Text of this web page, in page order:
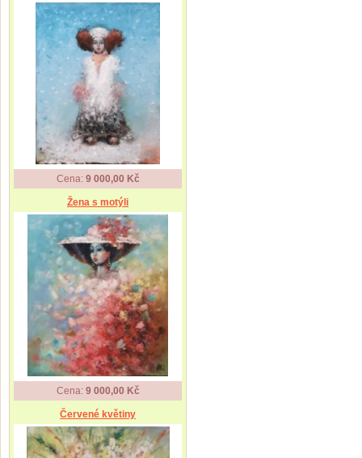
Cena: 9 000,00 Kč
Žena s motýli
Cena: 9 000,00 Kč
Červené květiny